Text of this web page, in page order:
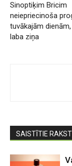
Sinoptiķim Bricim
neiepriecinoša
tuvākajām
laba ziņa
SAISTĪTIE RAKSTI